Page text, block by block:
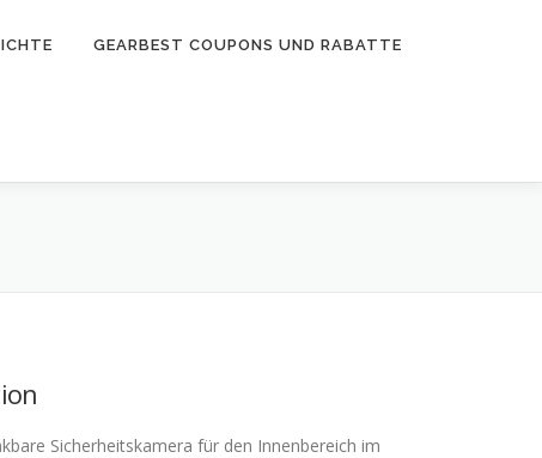
GEARBEST COUPONS UND RABATTE
Sicherheitskamera für den Innenbereich im